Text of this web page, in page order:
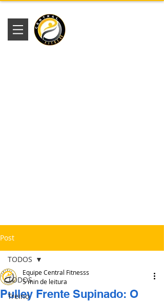
Post
TODOS
Treino
TODOS
Pulley Frente Supinado: O
Equipe Central Fitnesss
5 min de leitura